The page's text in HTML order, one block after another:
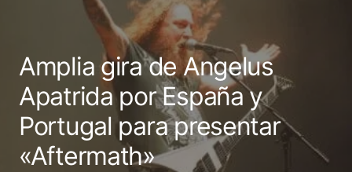
Amplia gira de Angelus
Apatrida por España y
Portugal para presentar
«Aftermath»